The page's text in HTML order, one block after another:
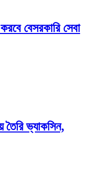
বেসরকারি সেবা
তৈরি ভ্যাকসিন,